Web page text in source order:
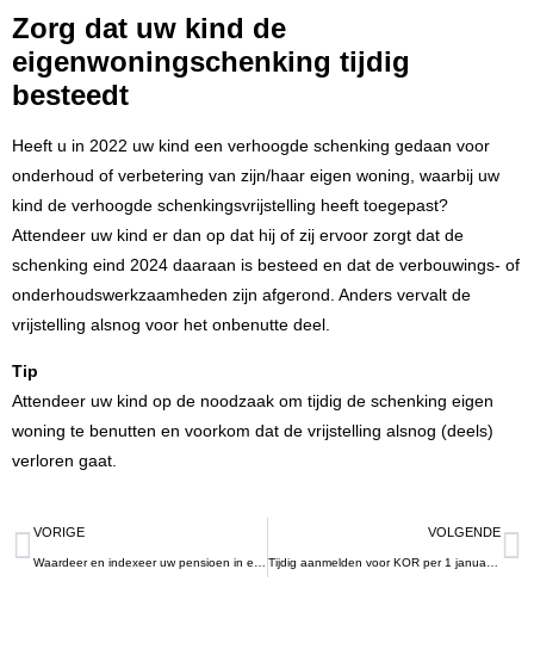
Zorg dat uw kind de
eigenwoningschenking tijdig
besteedt
Heeft u in 2022 uw kind een verhoogde schenking gedaan voor
onderhoud of verbetering van zijn/haar eigen woning, waarbij uw
kind de verhoogde schenkingsvrijstelling heeft toegepast?
Attendeer uw kind er dan op dat hij of zij ervoor zorgt dat de
schenking eind 2024 daaraan is besteed en dat de verbouwings- of
onderhoudswerkzaamheden zijn afgerond. Anders vervalt de
vrijstelling alsnog voor het onbenutte deel.
Tip
Attendeer uw kind op de noodzaak om tijdig de schenking eigen
woning te benutten en voorkom dat de vrijstelling alsnog (deels)
verloren gaat.
VORIGE VOLGENDE